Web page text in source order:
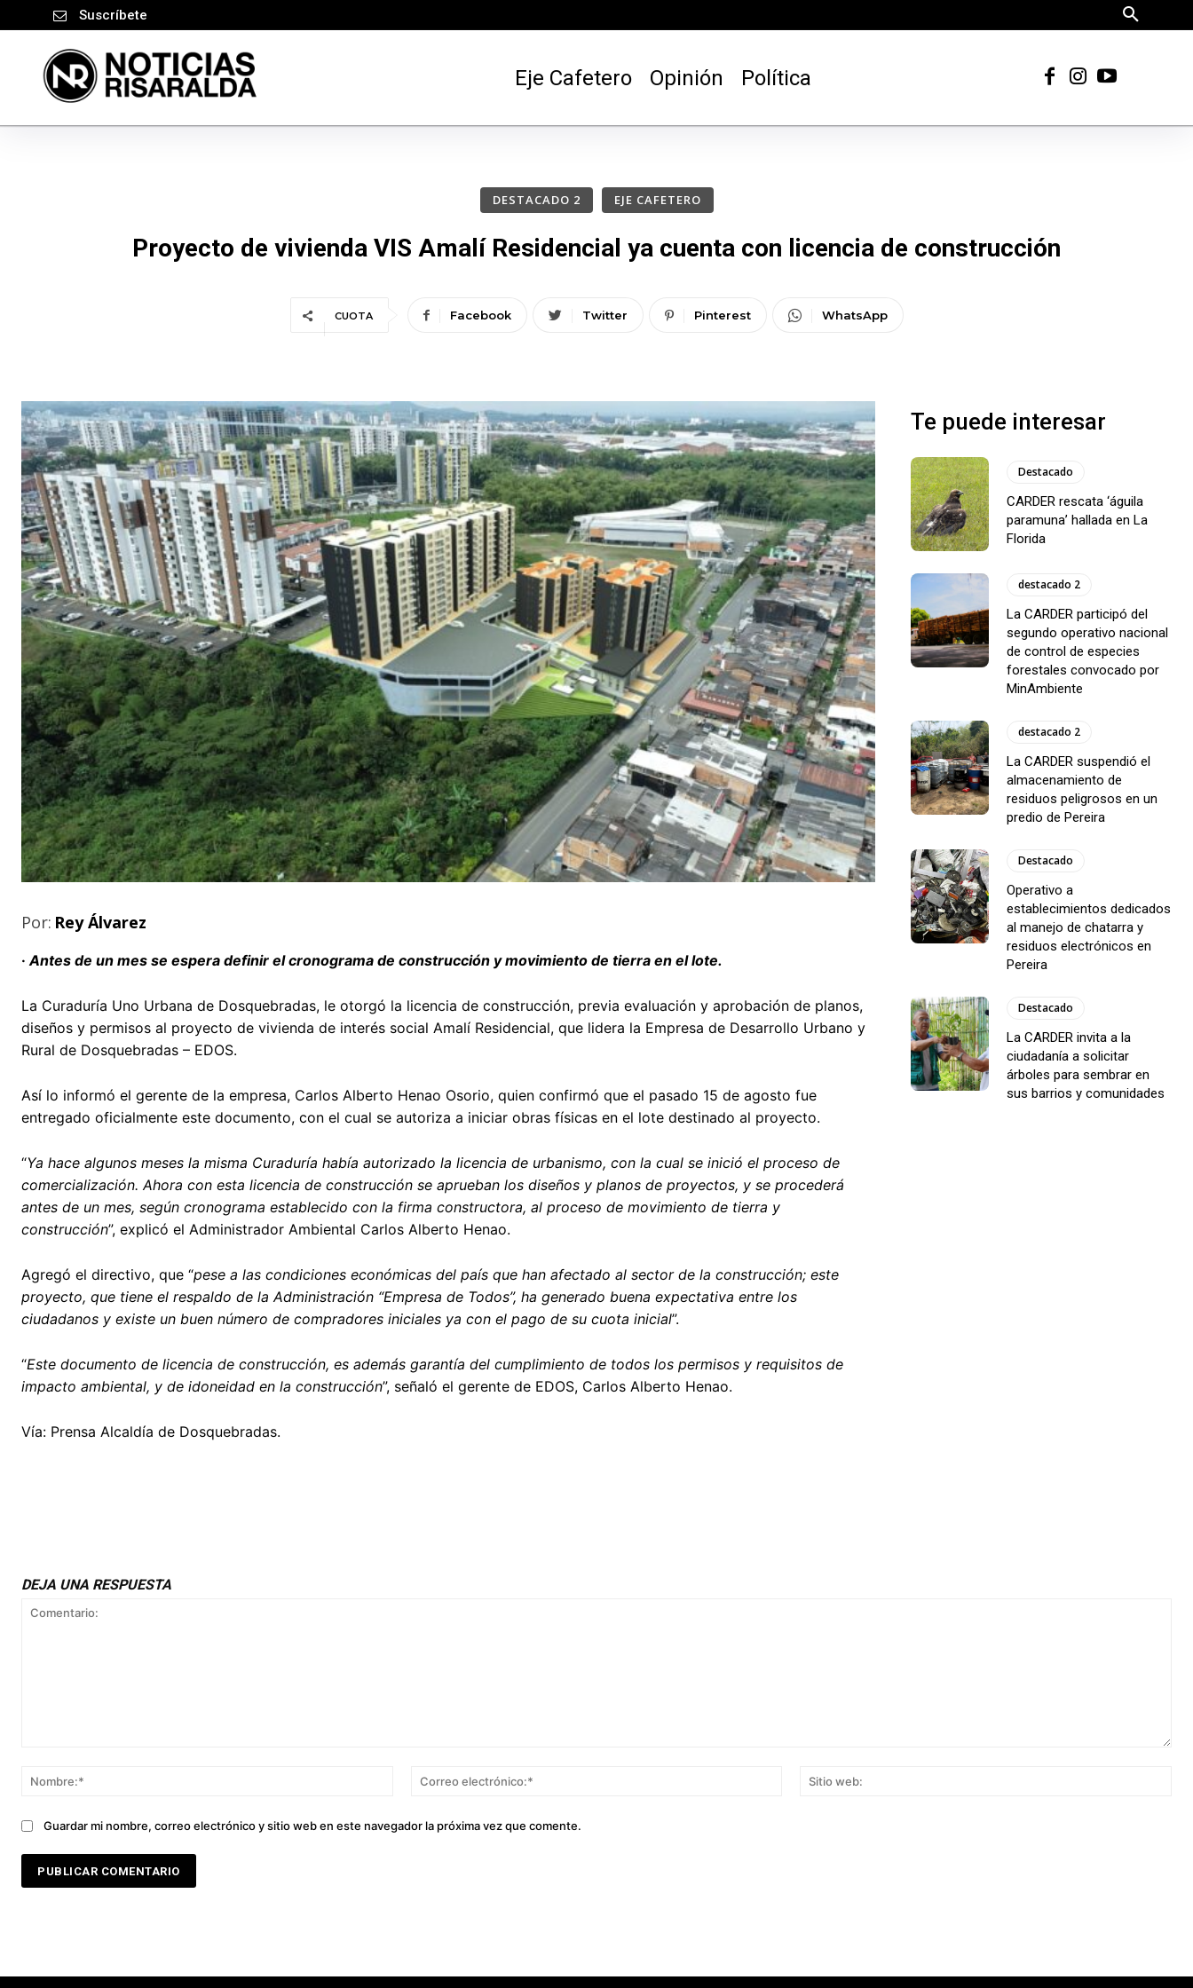
Suscríbete
Eje Cafetero Opinión Política
DESTACADO 2 EJE CAFETERO
Proyecto de vivienda VIS Amalí Residencial ya cuenta con licencia de construcción
CUOTA Facebook Twitter Pinterest WhatsApp
Por: Rey Álvarez
·Antes de un mes se espera definir el cronograma de construcción y movimiento de tierra en el lote.
La Curaduría Uno Urbana de Dosquebradas, le otorgó la licencia de construcción, previa evaluación y aprobación de planos,
diseños y permisos al proyecto de vivienda de interés social Amalí Residencial, que lidera la Empresa de Desarrollo Urbano y
Rural de Dosquebradas – EDOS.
Así lo informó el gerente de la empresa, Carlos Alberto Henao Osorio, quien confirmó que el pasado 15 de agosto fue
entregado oficialmente este documento, con el cual se autoriza a iniciar obras físicas en el lote destinado al proyecto.
“Ya hace algunos meses la misma Curaduría había autorizado la licencia de urbanismo, con la cual se inició el proceso de
comercialización. Ahora con esta licencia de construcción se aprueban los diseños y planos de proyectos, y se procederá
antes de un mes, según cronograma establecido con la firma constructora, al proceso de movimiento de tierra y
construcción”, explicó el Administrador Ambiental Carlos Alberto Henao.
Agregó el directivo, que “pese a las condiciones económicas del país que han afectado al sector de la construcción; este
proyecto, que tiene el respaldo de la Administración “Empresa de Todos”, ha generado buena expectativa entre los
ciudadanos y existe un buen número de compradores iniciales ya con el pago de su cuota inicial”.
“Este documento de licencia de construcción, es además garantía del cumplimiento de todos los permisos y requisitos de
impacto ambiental, y de idoneidad en la construcción”, señaló el gerente de EDOS, Carlos Alberto Henao.
Vía: Prensa Alcaldía de Dosquebradas.
Te puede interesar
Destacado
CARDER rescata ‘águila
paramuna’ hallada en La
Florida
destacado 2
La CARDER participó del
segundo operativo nacional
de control de especies
forestales convocado por
MinAmbiente
destacado 2
La CARDER suspendió el
almacenamiento de
residuos peligrosos en un
predio de Pereira
Destacado
Operativo a
establecimientos dedicados
al manejo de chatarra y
residuos electrónicos en
Pereira
Destacado
La CARDER invita a la
ciudadanía a solicitar
árboles para sembrar en
sus barrios y comunidades
DEJA UNA RESPUESTA
Nombre:*
Correo
Guardar mi nombre, correo electrónico y sitio web en este navegador la próxima vez que comente.